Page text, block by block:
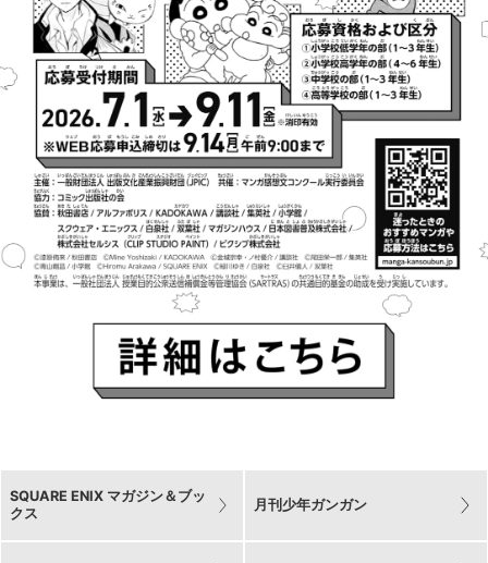
SQUARE ENIX マガジン＆ブッ
クス
月刊少年ガンガン